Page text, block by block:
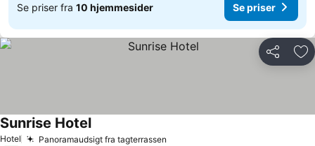
Se priser fra 10 hjemmesider Se priser
Del
Hotel Panoramaudsigt fra tagterrassen
Sunrise Hotel